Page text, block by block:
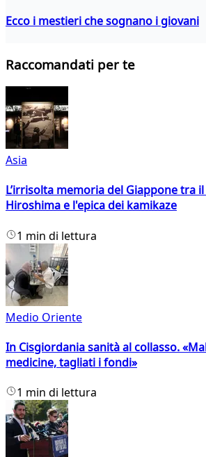
Ecco i mestieri che sognano i giovani
Raccomandati per te
Asia
L’irrisolta memoria del Giappone tra
Hiroshima e l'epica dei kamikaze
1 min di lettura
Medio Oriente
In Cisgiordania sanità al collasso.
medicine, tagliati i fondi»
1 min di lettura